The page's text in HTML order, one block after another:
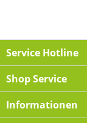
Service Hotline
Shop Service
Informationen